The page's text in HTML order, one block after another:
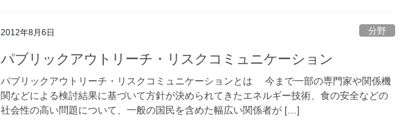
2012年8月6日 分野
パブリックアウトリーチ・リスクコミュニケーション
パブリックアウトリーチ・リスクコミュニケーションとは 今まで一部の専門家や関係機
関などによる検討結果に基づいて方針が決められてきたエネルギー技術、食の安全などの
社会性の高い問題について、一般の国民を含めた幅広い関係者が […]